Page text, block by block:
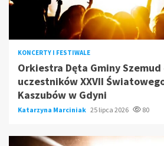
KONCERTY I FESTIWALE
Orkiestra Dęta Gminy Szemud
uczestników XXVII
Kaszubów w Gdyni
Katarzyna Marciniak 25 lipca 2026 80